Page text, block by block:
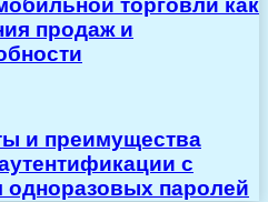
торговли как
продаж и
и преимущества
с
одноразовых паролей